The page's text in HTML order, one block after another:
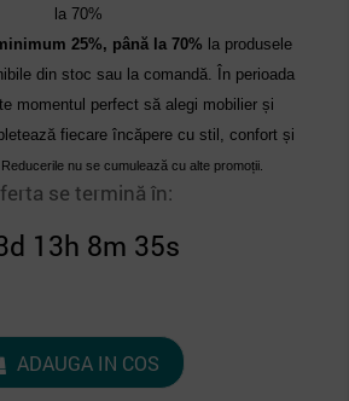
la 70%
25%, până la 70% la produsele
din stoc sau la comandă. În perioada
momentul perfect să alegi mobilier și
fiecare încăpere cu stil, confort și
Reducerile nu se cumulează cu alte promoții.
se termină în:
13h 8m 35s
ADAUGA IN COS